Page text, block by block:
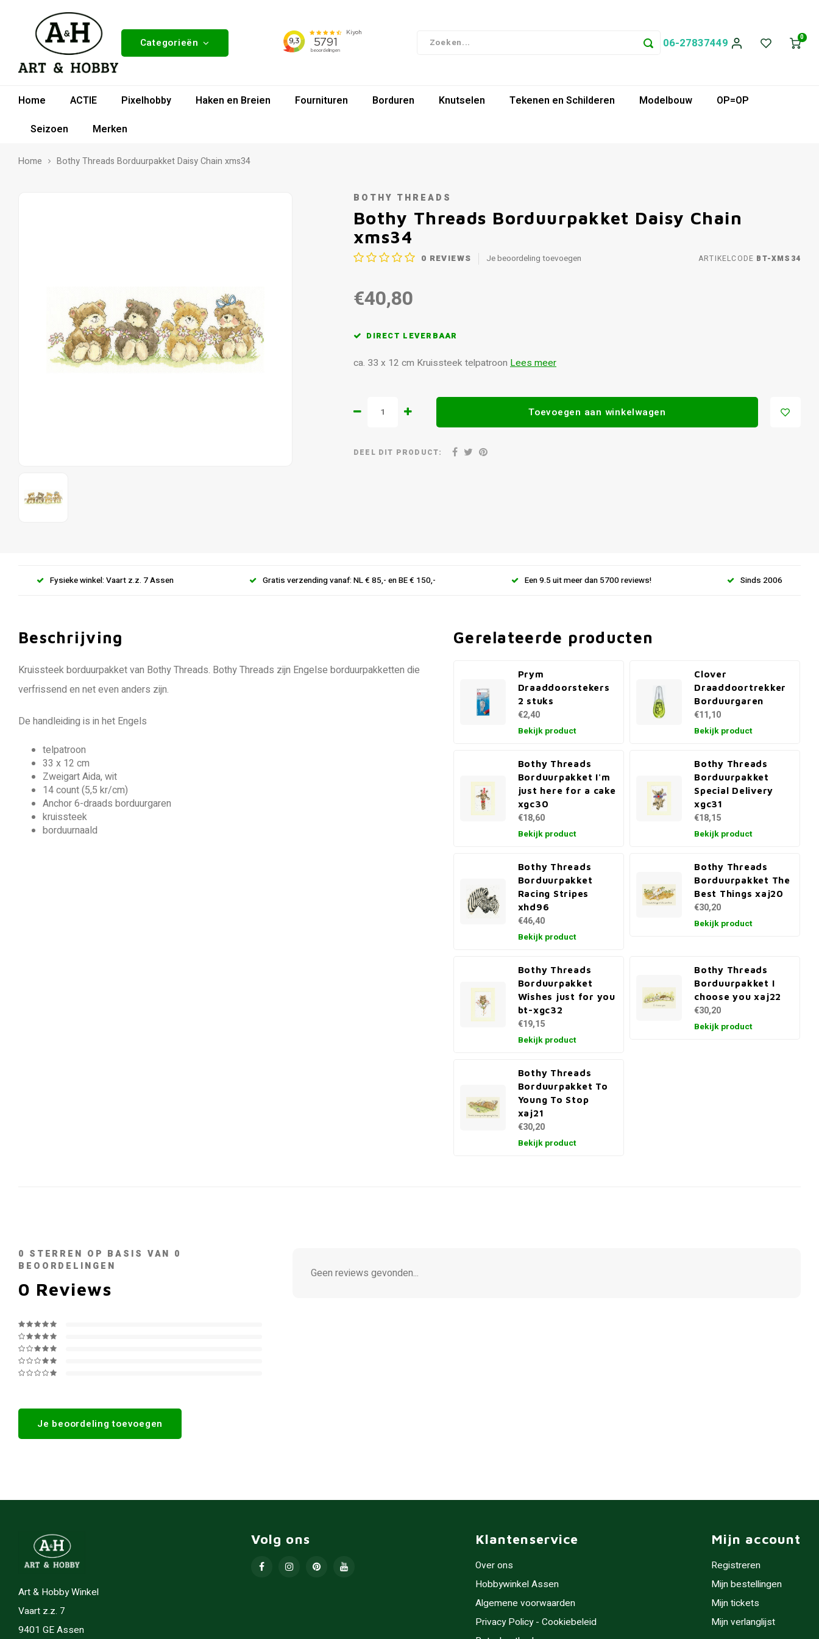
Categorieën 06-27837449 0
Home ACTIE Pixelhobby Haken en Breien Fournituren Borduren Knutselen Tekenen en Schilderen Modelbouw
OP=OP
Seizoen
Merken
Home Bothy Threads Borduurpakket Daisy Chain xms34
BOTHY THREADS
Bothy Threads Borduurpakket Daisy Chain
xms34
0 REVIEWS Je beoordeling toevoegen ARTIKELCODE BT-XMS34
€40,80
DIRECT LEVERBAAR
ca. 33 x 12 cm Kruissteek telpatroon Lees meer
Toevoegen aan winkelwagen
DEEL DIT PRODUCT:
Fysieke winkel: Vaart z.z. 7 Assen Gratis verzending vanaf: NL € 85,- en BE € 150,- Een 9.5 uit meer dan 5700 reviews! Sinds 2006
Beschrijving
Kruissteek borduurpakket van Bothy Threads. Bothy Threads zijn Engelse borduurpakketten die
verfrissend en net even anders zijn.
De handleiding is in het Engels
telpatroon
33 x 12 cm
Zweigart Aida, wit
14 count (5,5 kr/cm)
Anchor 6-draads borduurgaren
kruissteek
borduurnaald
Gerelateerde producten
Prym
Draaddoorstekers
2 stuks
€2,40
Bekijk product
Clover
Draaddoortrekker
Borduurgaren
€11,10
Bekijk product
Bothy Threads
Borduurpakket I'm
just here for a cake
xgc30
€18,60
Bekijk product
Bothy Threads
Borduurpakket
Special Delivery
xgc31
€18,15
Bekijk product
Bothy Threads
Borduurpakket
Racing Stripes
xhd96
€46,40
Bekijk product
Bothy Threads
Borduurpakket The
Best Things xaj20
€30,20
Bekijk product
Bothy Threads
Borduurpakket
Wishes just for you
bt-xgc32
€19,15
Bekijk product
Bothy Threads
Borduurpakket I
choose you xaj22
€30,20
Bekijk product
Bothy Threads
Borduurpakket To
Young To Stop
xaj21
€30,20
Bekijk product
0 STERREN OP BASIS VAN 0
BEOORDELINGEN
0 Reviews
Je beoordeling toevoegen
Geen reviews gevonden...
Art & Hobby Winkel
Vaart z.z. 7
9401 GE Assen
Volg ons Klantenservice
Over ons
Hobbywinkel Assen
Algemene voorwaarden
Privacy Policy - Cookiebeleid
Mijn account
Registreren
Mijn bestellingen
Mijn tickets
Mijn verlanglijst